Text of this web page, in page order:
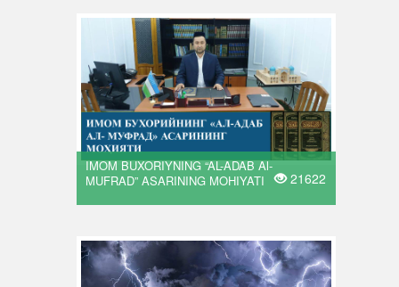
IMOM BUXORIYNING “AL-ADAB Al-
MUFRAD” ASARINING MOHIYATI
21622